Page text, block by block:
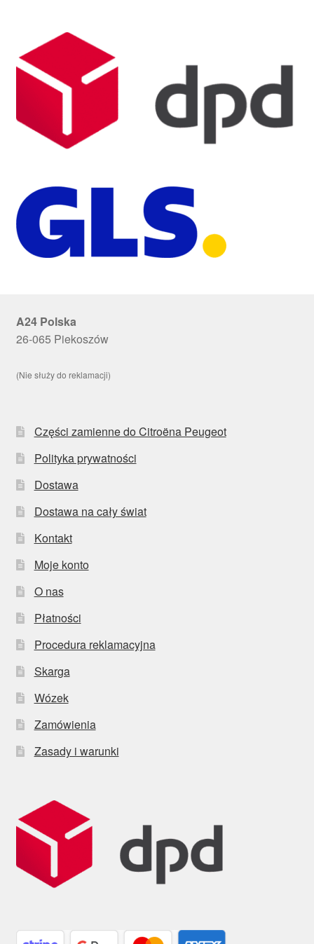
A24 Polska
26-065 Piekoszów
(Nie służy do reklamacji)
Części zamienne do Citroëna Peugeot
Polityka prywatności
Dostawa
Dostawa na cały świat
Kontakt
Moje konto
O nas
Płatności
Procedura reklamacyjna
Skarga
Wózek
Zamówienia
Zasady i warunki